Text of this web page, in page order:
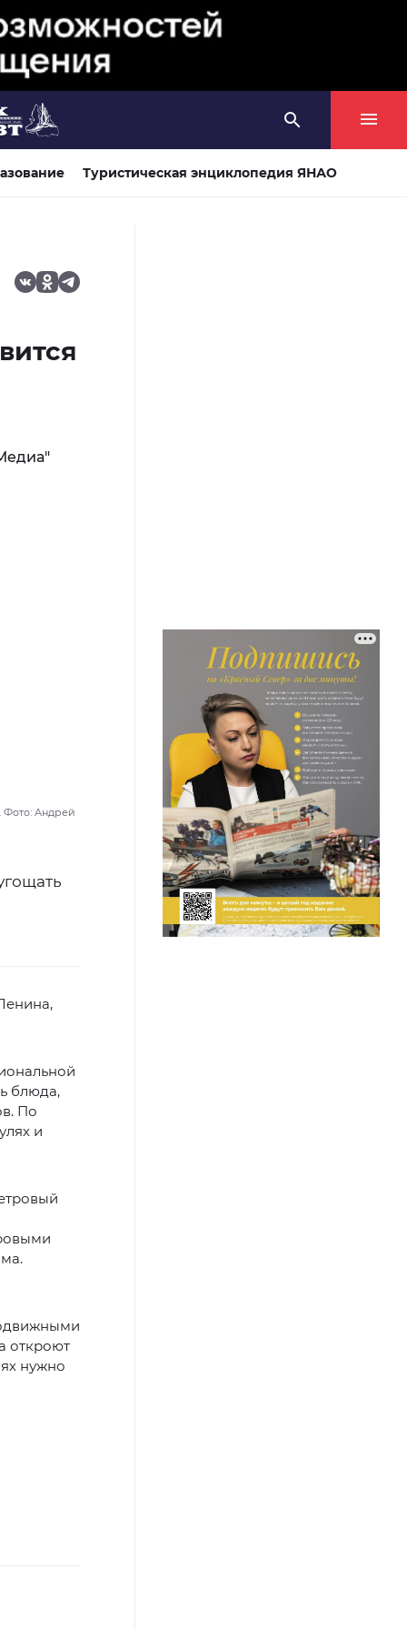
Туристическая энциклопедия ЯНАО
Фото: Андрей
блюда,
По
и
откроют
нужно